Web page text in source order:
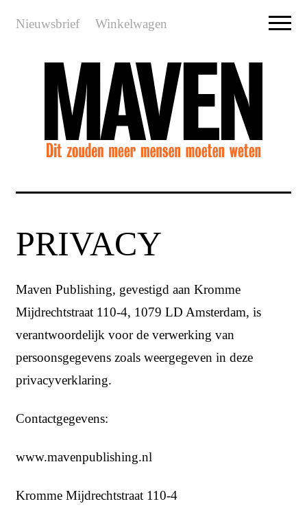
Nieuwsbrief Winkelwagen
PRIVACY
Maven Publishing, gevestigd aan Kromme
Mijdrechtstraat 110-4, 1079 LD Amsterdam, is
verantwoordelijk voor de verwerking van
persoonsgegevens zoals weergegeven in deze
privacyverklaring.
Contactgegevens:
www.mavenpublishing.nl
Kromme Mijdrechtstraat 110-4